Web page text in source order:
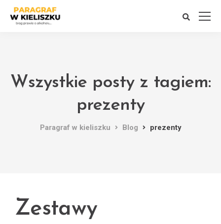
Wszystkie posty z tagiem:
prezenty
Paragraf w kieliszku Blog prezenty
Zestawy